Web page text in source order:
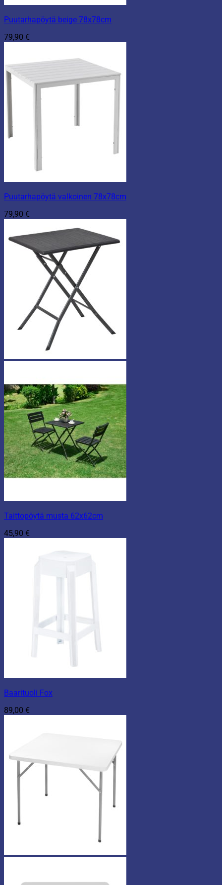
Puutarhapöytä beige 78x78cm
79,90 €
Puutarhapöytä valkoinen 78x78cm
79,90 €
Taittopöytä musta 62x62cm
45,90 €
Baarituoli Fox
89,00 €